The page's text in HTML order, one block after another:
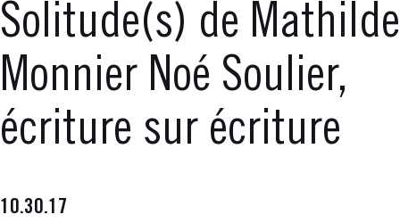
Solitude(s) de Mathilde
Monnier Noé Soulier,
écriture sur écriture
10.30.17